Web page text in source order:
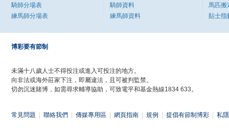
騎師分場表
練馬師分場表
騎師資料
練馬師資料
馬匹搬
貼士指
博彩要有節制
未滿十八歲人士不得投注或進入可投注的地方。
向非法或海外莊家下注，即屬違法，且可被判監禁。
切勿沉迷賭博，如需尋求輔導協助，可致電平和基金熱線1834 633。
常見問題 聯絡我們 傳媒專用區 網頁指南 規例 提倡有節制博彩 私